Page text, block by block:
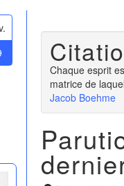
Chaque esprit
matrice de
Jacob Boehme